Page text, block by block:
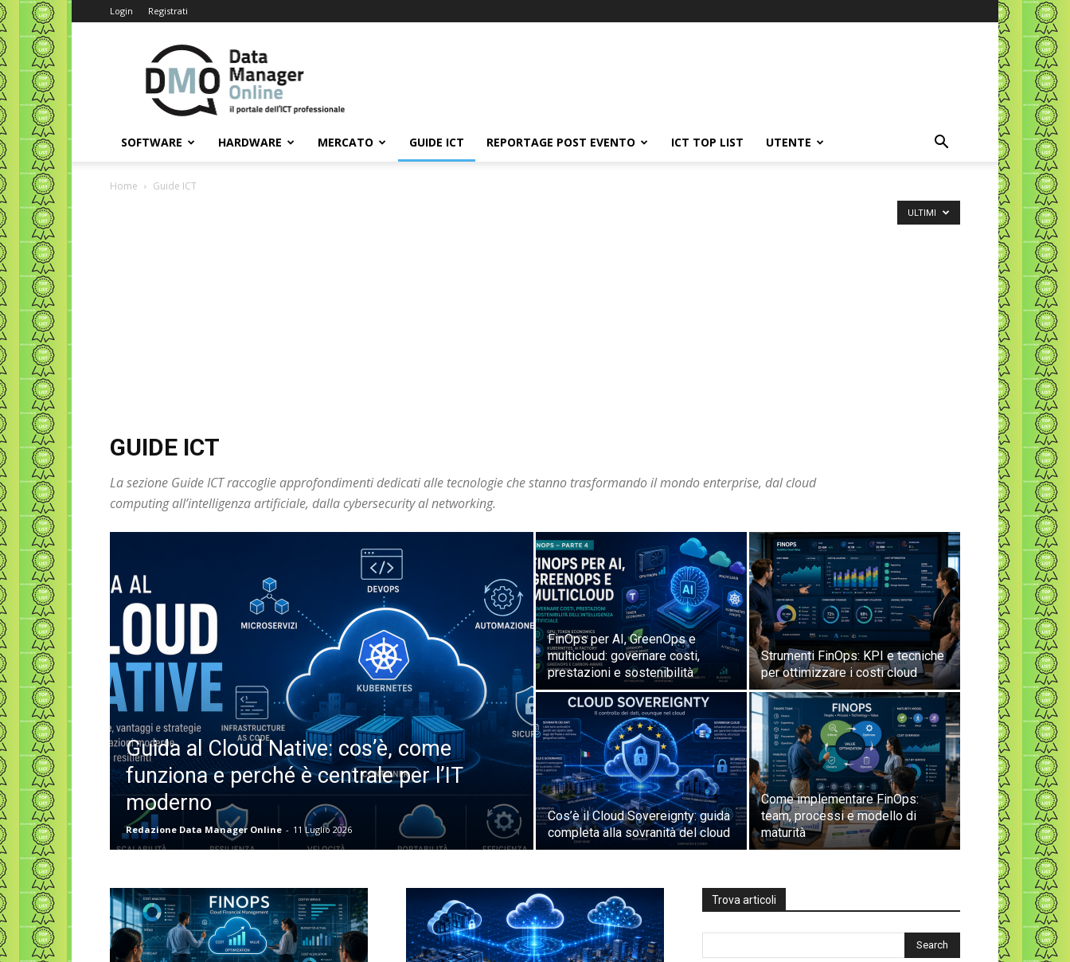
Login Registrati
Data
Manager
Online
SOFTWARE HARDWARE MERCATO GUIDE ICT REPORTAGE POST EVENTO ICT TOP LIST UTENTE
Home Guide ICT
GUIDE ICT
La sezione Guide ICT raccoglie approfondimenti dedicati alle tecnologie che stanno trasformando il mondo enterprise, dal cloud
computing all’intelligenza artificiale, dalla cybersecurity al networking.
ULTIMI
Guida al Cloud Native: cos’è, come
funziona e perché è centrale per l’IT
moderno
Redazione Data Manager Online - 11 Luglio 2026
FinOps per AI, GreenOps e
multicloud: governare costi,
prestazioni e sostenibilità
Strumenti FinOps: KPI e tecniche
per ottimizzare i costi cloud
Cos’è il Cloud Sovereignty: guida
completa alla sovranità del cloud
Come implementare FinOps:
team, processi e modello di
maturità
Trova articoli